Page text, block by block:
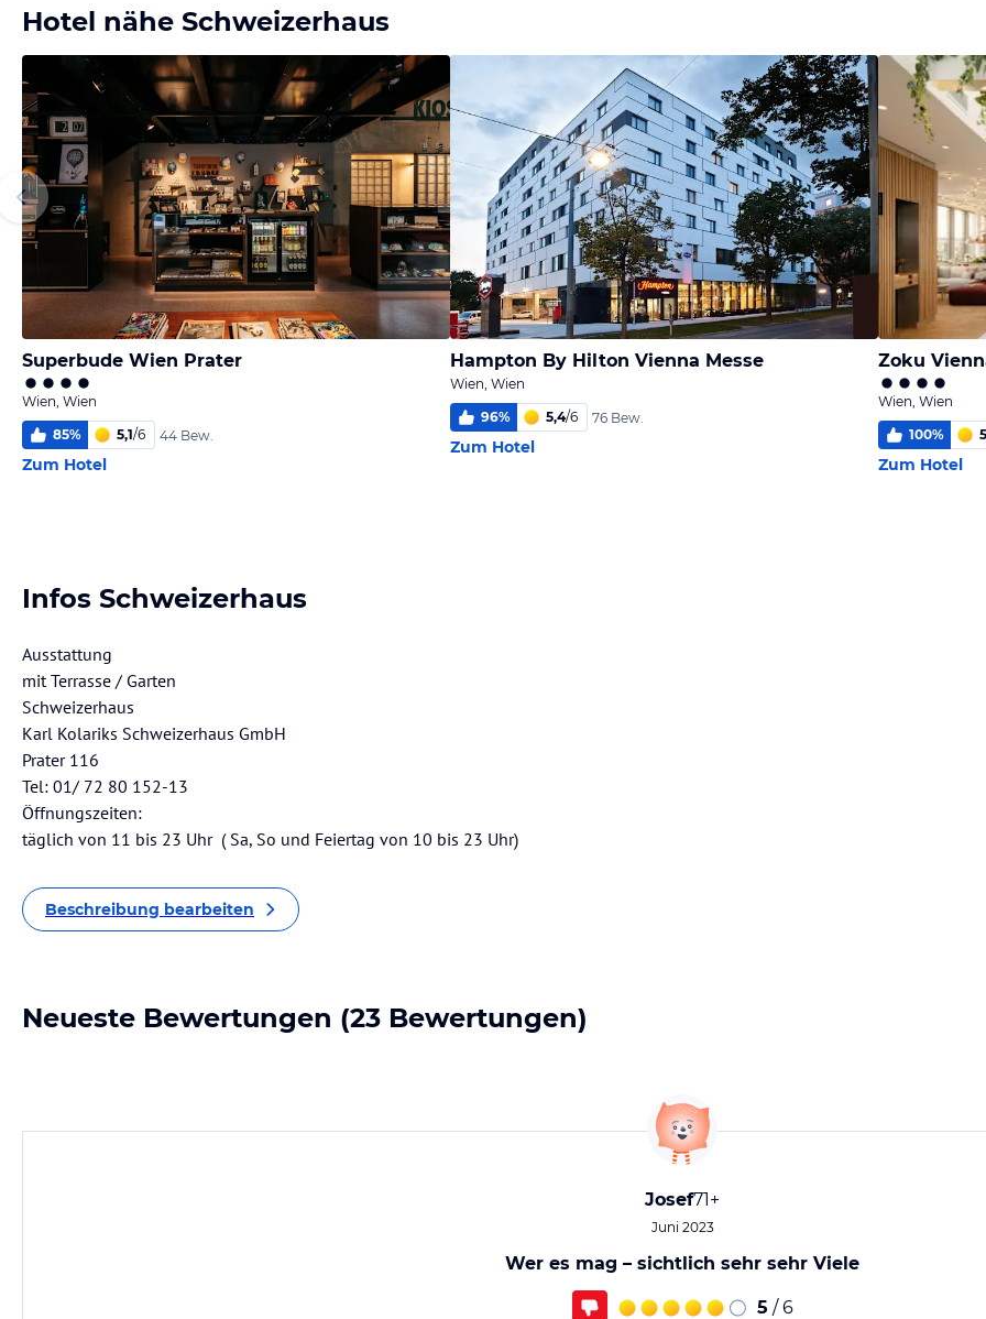
Hotel nähe Schweizerhaus
Superbude Wien Prater
Wien, Wien
85% 5,1/6 44 Bew.
Zum Hotel
Hampton By Hilton Vienna Messe
Wien, Wien
96% 5,4/6 76 Bew.
Zum Hotel
Zoku
Wien, Wien
100%
Zum Hotel
Infos Schweizerhaus
Ausstattung
mit Terrasse / Garten
Schweizerhaus
Karl Kolariks Schweizerhaus GmbH
Prater 116
Tel: 01/ 72 80 152-13
Öffnungszeiten:
täglich von 11 bis 23 Uhr ( Sa, So und Feiertag von 10 bis 23 Uhr)
Beschreibung bearbeiten
Neueste Bewertungen (23 Bewertungen)
Josef71+
Juni 2023
Wer es mag – sichtlich sehr sehr Viele
5 / 6